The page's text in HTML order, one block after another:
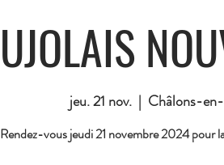
jeu. 21 nov.
  |
Châlons-
Rendez-vous jeudi 21 novembre 2024 pour